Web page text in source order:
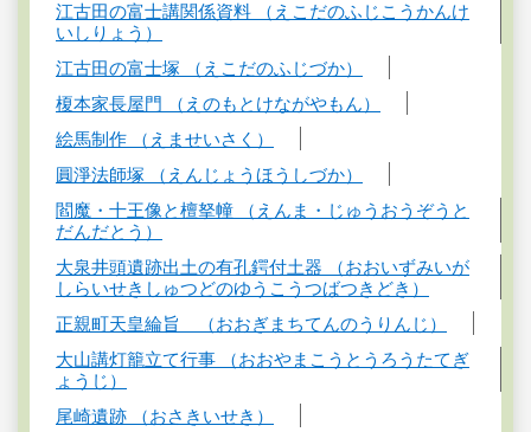
江古田の富士講関係資料 （えこだのふじこうかんけ
いしりょう）
江古田の富士塚 （えこだのふじづか）
榎本家長屋門 （えのもとけながやもん）
絵馬制作 （えませいさく）
圓淨法師塚 （えんじょうほうしづか）
閻魔・十王像と檀拏幢 （えんま・じゅうおうぞうと
だんだとう）
大泉井頭遺跡出土の有孔鍔付土器 （おおいずみいが
しらいせきしゅつどのゆうこうつばつきどき）
正親町天皇綸旨 （おおぎまちてんのうりんじ）
大山講灯籠立て行事 （おおやまこうとうろうたてぎ
ょうじ）
尾崎遺跡 （おさきいせき）